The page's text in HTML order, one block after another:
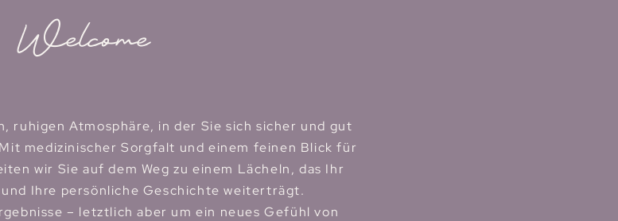
Welcome
ruhigen Atmosphäre, in der Sie sich sicher und gut
medizinischer Sorgfalt und einem feinen Blick für
wir Sie auf dem Weg zu einem Lächeln, das Ihr
Ihre persönliche Geschichte weiterträgt.
– letztlich aber um ein neues Gefühl von